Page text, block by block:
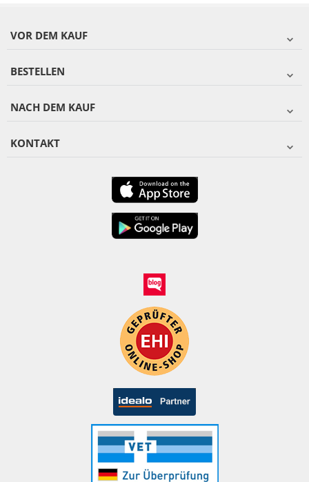
VOR DEM KAUF
BESTELLEN
NACH DEM KAUF
KONTAKT